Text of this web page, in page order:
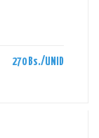
270 Bs./UNID